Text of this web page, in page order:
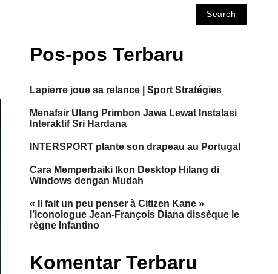
Search
Pos-pos Terbaru
Lapierre joue sa relance | Sport Stratégies
Menafsir Ulang Primbon Jawa Lewat Instalasi
Interaktif Sri Hardana
INTERSPORT plante son drapeau au Portugal
Cara Memperbaiki Ikon Desktop Hilang di
Windows dengan Mudah
« Il fait un peu penser à Citizen Kane »
l’iconologue Jean-François Diana dissèque le
règne Infantino
Komentar Terbaru